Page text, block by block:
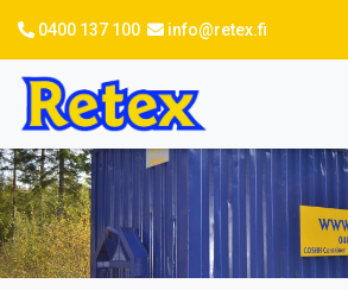
huvudinnehåll
0400 137 100 info@retex.fi